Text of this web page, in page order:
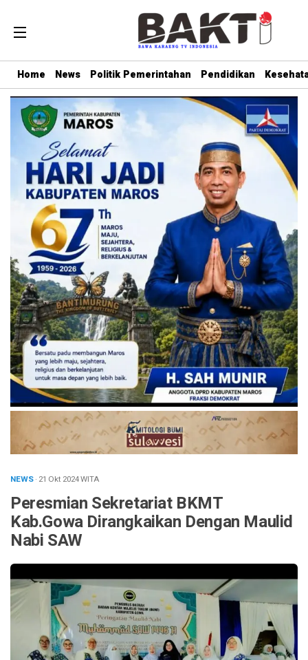
Home News Politik Pemerintahan Pendidikan
NEWS· 21 Okt 2024WITA
Peresmian Sekretariat BKMT
Kab.Gowa Dirangkaikan Dengan Maulid
Nabi SAW